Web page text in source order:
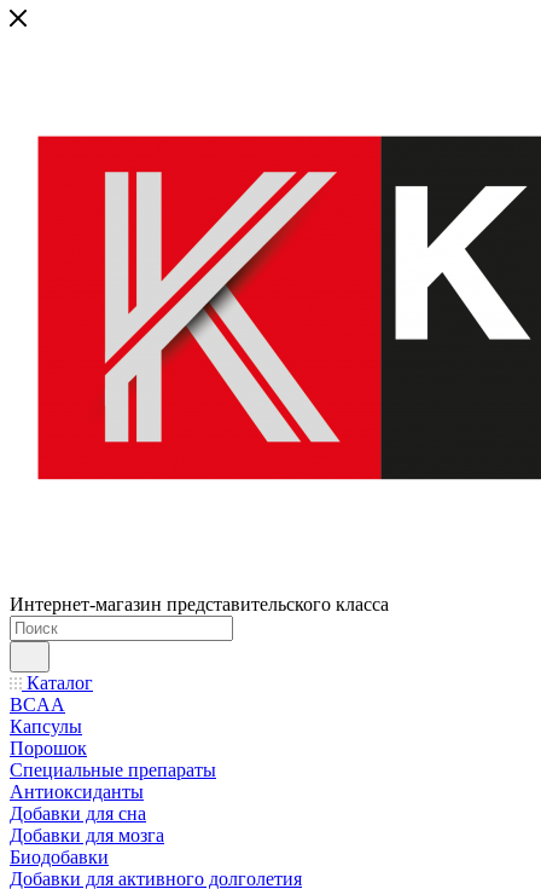
Интернет-магазин представительского класса
Каталог
BCAA
Капсулы
Порошок
Cпециальные препараты
Антиоксиданты
Добавки для сна
Добавки для мозга
Биодобавки
Добавки для активного долголетия